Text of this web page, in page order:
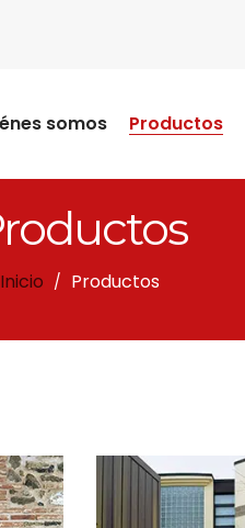
somos Productos
Inicio / Productos